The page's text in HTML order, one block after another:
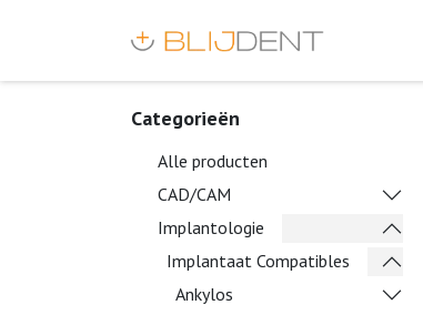
Categorieën
Alle producten
CAD/CAM
Implantologie
Implantaat Compatibles
Ankylos